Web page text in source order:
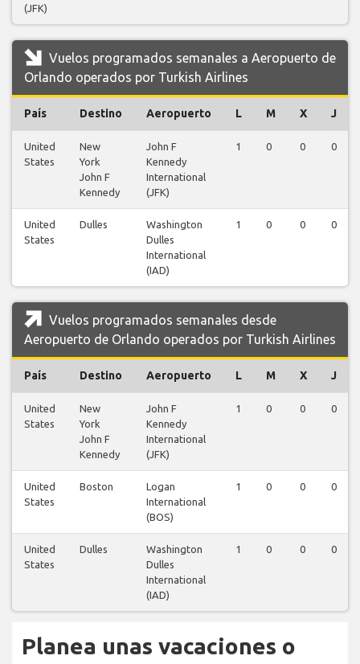
(JFK)
Vuelos programados semanales a Aeropuerto de
Orlando operados por Turkish Airlines
País Destino Aeropuerto L M X J
United
States
New
York
John F
Kennedy
John F
Kennedy
International
(JFK)
1 0 0 0
United
States
Dulles
Washington
Dulles
International
(IAD)
1 0 0 0
Vuelos programados semanales desde
Aeropuerto de Orlando operados por Turkish Airlines
País Destino Aeropuerto L M X J
United
States
New
York
John F
Kennedy
John F
Kennedy
International
(JFK)
1 0 0 0
United
States
Boston
Logan
International
(BOS)
1 0 0 0
United
States
Dulles
Washington
Dulles
International
(IAD)
1 0 0 0
Planea unas vacaciones o